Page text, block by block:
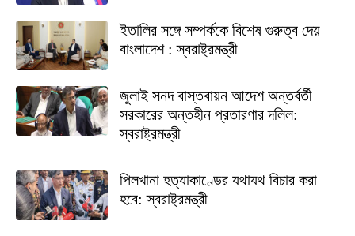
ইতালির সঙ্গে সম্পর্ককে বিশেষ গুরুত্ব দেয়
বাংলাদেশ : স্বরাষ্ট্রমন্ত্রী
জুলাই সনদ বাস্তবায়ন আদেশ অন্তর্বর্তী
সরকারের অন্তহীন প্রতারণার দলিল:
স্বরাষ্ট্রমন্ত্রী
পিলখানা হত্যাকাণ্ডের যথাযথ বিচার করা
হবে: স্বরাষ্ট্রমন্ত্রী